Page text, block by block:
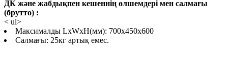
ДК және жабдықпен кешеннің өлшемдері мен салмағы
(брутто) :
< ul>
Максималды LxWxH(мм): 700x450x600
Салмағы: 25кг артық емес.